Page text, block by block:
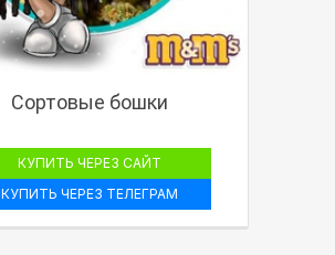
Сортовые бошки
КУПИТЬ ЧЕРЕЗ САЙТ
КУПИТЬ ЧЕРЕЗ ТЕЛЕГРАМ